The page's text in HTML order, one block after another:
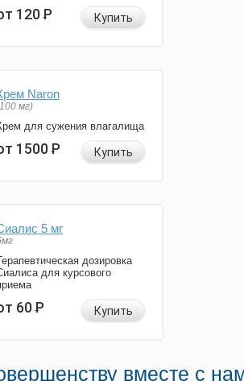
120Р Купить
Naron
мг)
для сужения влагалища
1500Р Купить
5 мг
дозировка
для курсового
60Р Купить
вместе с